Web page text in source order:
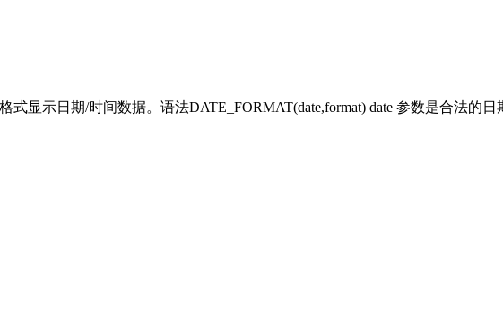
显示日期/时间数据。语法DATE_FORMAT(date,format) date 参数是合法的